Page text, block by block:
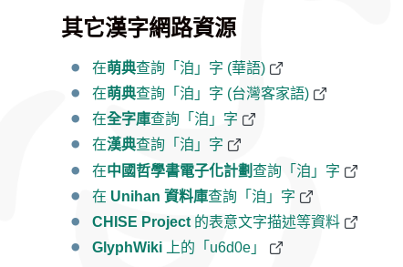
其它漢字網路資源
在萌典查詢「洎」字 (華語)
在萌典查詢「洎」字 (台灣客家語)
在全字庫查詢「洎」字
在漢典查詢「洎」字
在中國哲學書電子化計劃 查詢「洎」字
在 Unihan 資料庫查詢「洎」字
CHISE Project 的表意文字描述等資料
GlyphWiki 上的「u6d0e」